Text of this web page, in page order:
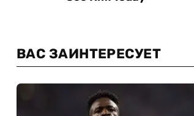
ВАС ЗАИНТЕРЕСУЕТ